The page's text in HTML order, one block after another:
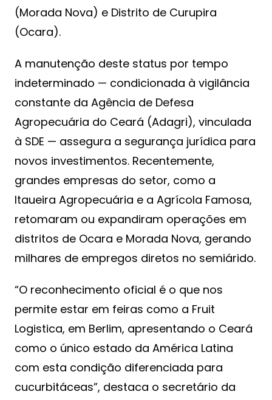
(Morada Nova) e Distrito de Curupira
(Ocara).
A manutenção deste status por tempo
indeterminado — condicionada à vigilância
constante da Agência de Defesa
Agropecuária do Ceará (Adagri), vinculada
à SDE — assegura a segurança jurídica para
novos investimentos. Recentemente,
grandes empresas do setor, como a
Itaueira Agropecuária e a Agrícola Famosa,
retomaram ou expandiram operações em
distritos de Ocara e Morada Nova, gerando
milhares de empregos diretos no semiárido.
“O reconhecimento oficial é o que nos
permite estar em feiras como a Fruit
Logistica, em Berlim, apresentando o Ceará
como o único estado da América Latina
com esta condição diferenciada para
cucurbitáceas”, destaca o secretário da